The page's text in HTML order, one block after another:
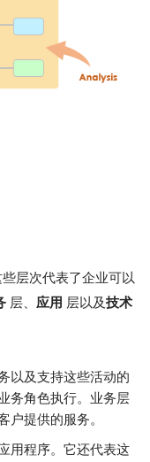
层次代表了企业可以
层、 应用 层以及技术
以及支持这些活动的
务角色执行。业务层
户提供的服务。
用程序。它还代表这